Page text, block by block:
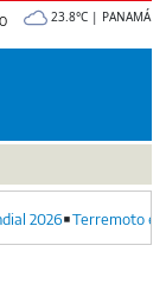
23.8°C | PANAMÁ
2026 Terremoto